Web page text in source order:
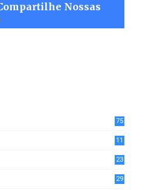
Nossas
75
11
23
29